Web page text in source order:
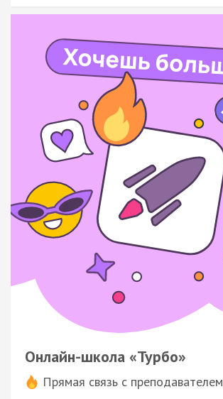
Онлайн-школа «Турбо»
Прямая связь с преподавателем